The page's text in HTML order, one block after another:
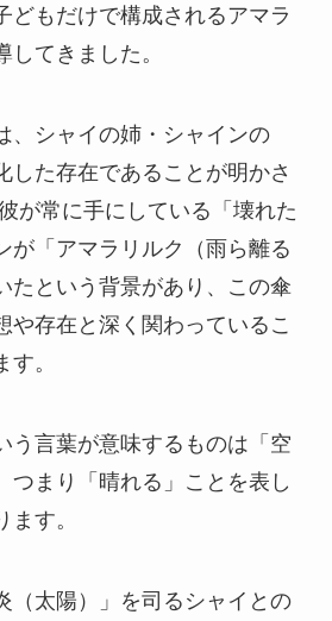
どもだけで構成されるアマラ
してきました。
、シャイの姉・シャインの
した存在であることが明かさ
が常に手にしている「壊れた
が「アマラリルク（雨ら離る
たという背景があり、この傘
や存在と深く関わっているこ
。
う言葉が意味するものは「空
つまり「晴れる」ことを表し
す。
（太陽）」を司るシャイとの